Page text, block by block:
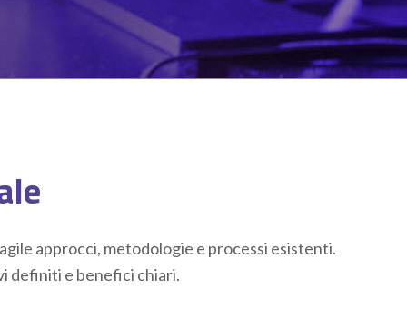
approcci, metodologie e processi esistenti.
definiti e benefici chiari.